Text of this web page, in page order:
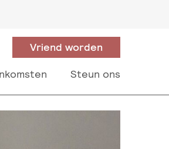
Vriend worden
Steun ons